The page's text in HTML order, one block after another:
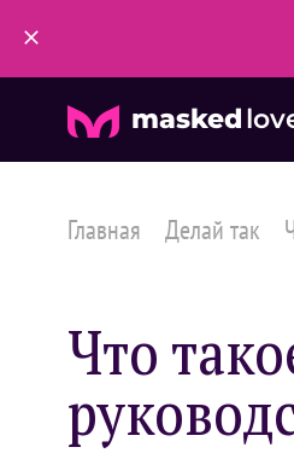
masked
Главная Делай так
Что